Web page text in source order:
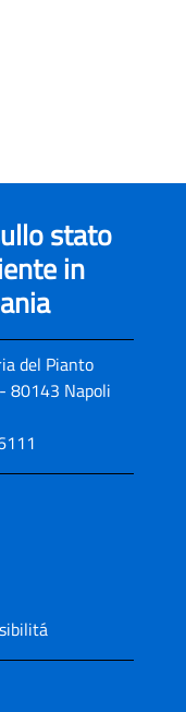
stato
in
del Pianto
80143 Napoli